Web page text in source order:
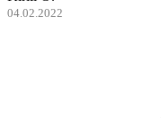
04.02.2022